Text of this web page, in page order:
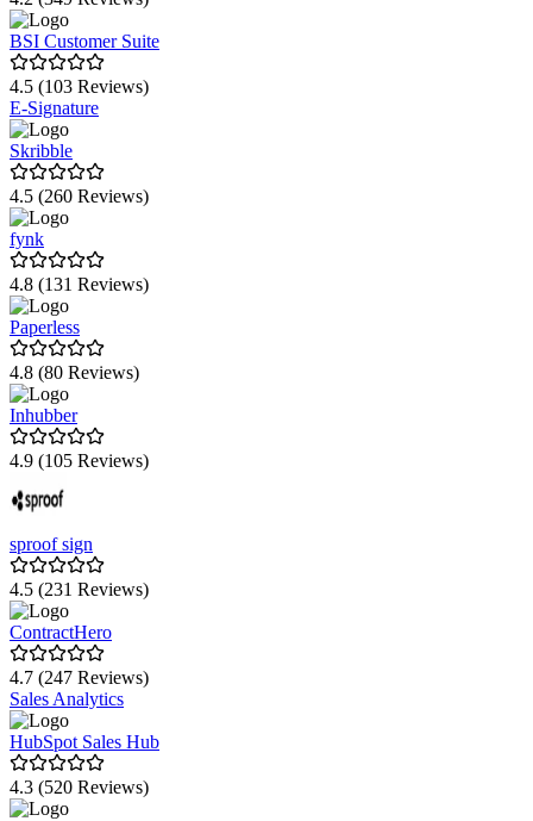
LinkedIn Sales Navigator
Brevo (ehemals Sendinblue)
WISO MeinBüro
otris software
Infoniqa HR
MOXIS
monday CRM
FP Sign
ADITO xRM
retailAds
impact.com
BSI Customer Suite
4.5 (103 Reviews)
E-Signature
Skribble
4.5 (260 Reviews)
fynk
4.8 (131 Reviews)
Paperless
4.8 (80 Reviews)
Inhubber
4.9 (105 Reviews)
sproof sign
4.5 (231 Reviews)
ContractHero
4.7 (247 Reviews)
Sales Analytics
HubSpot Sales Hub
4.3 (520 Reviews)